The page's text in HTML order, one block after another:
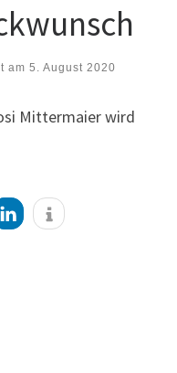
am 5. August 2020
Mittermaier wird